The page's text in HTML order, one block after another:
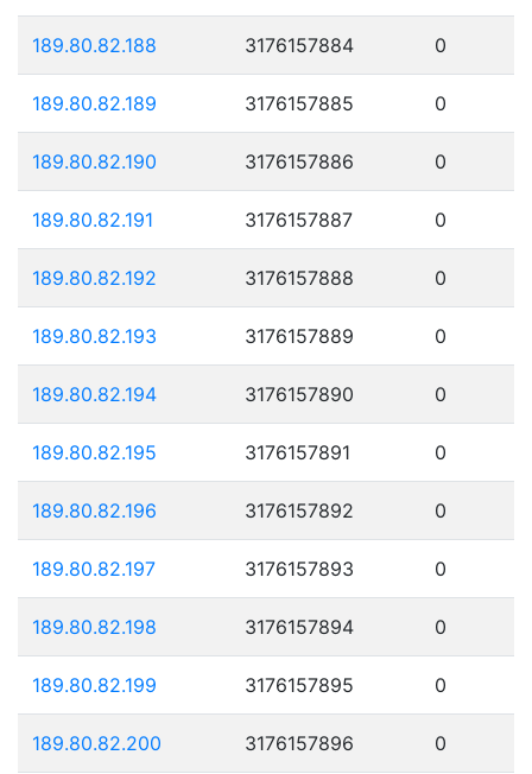
189.80.82.188 3176157884 0
189.80.82.189 3176157885 0
189.80.82.190 3176157886 0
189.80.82.191 3176157887 0
189.80.82.192 3176157888 0
189.80.82.193 3176157889 0
189.80.82.194 3176157890 0
189.80.82.195 3176157891 0
189.80.82.196 3176157892 0
189.80.82.197 3176157893 0
189.80.82.198 3176157894 0
189.80.82.199 3176157895 0
189.80.82.200 3176157896 0